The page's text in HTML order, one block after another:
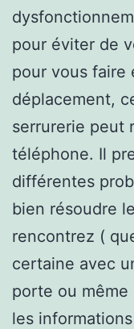
pour éviter de
pour vous faire
déplacement,
serrurerie peut
téléphone. Il
différentes
bien résoudre
rencontrez (
certaine avec
porte ou
les